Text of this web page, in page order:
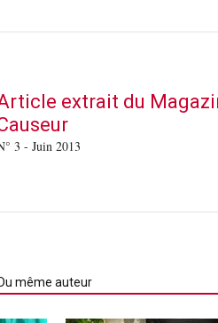
extrait du
3 - Juin 2013
même auteur